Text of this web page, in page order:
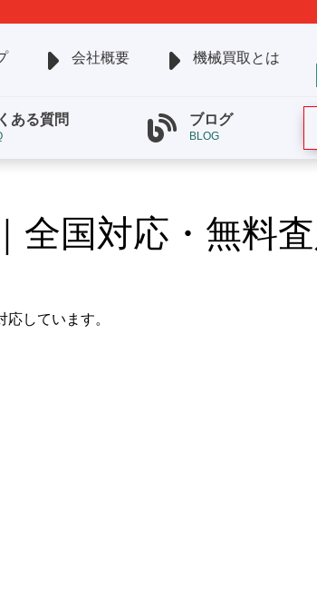
会社概要 機械買取とは
ある質問 ブログ
BLOG
全国対応・無料
しています。